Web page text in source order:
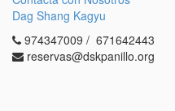
1.- Revisa las
normas generales.
2.- Rellena elformulario
Dag Shang Kagyu
974347009 / 671642443
reservas@dskpanillo.org